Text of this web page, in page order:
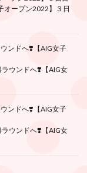
オープン2022】３日
ンドへ❣️【AIG女子
ウンドへ❣️【AIG女
ンドへ❣️【AIG女子
ウンドへ❣️【AIG女